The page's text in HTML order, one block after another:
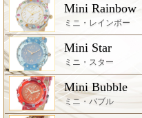
Mini Rainbow
ミニ・レインボー
Mini Star
ミニ・スター
Mini Bubble
ミニ・バブル